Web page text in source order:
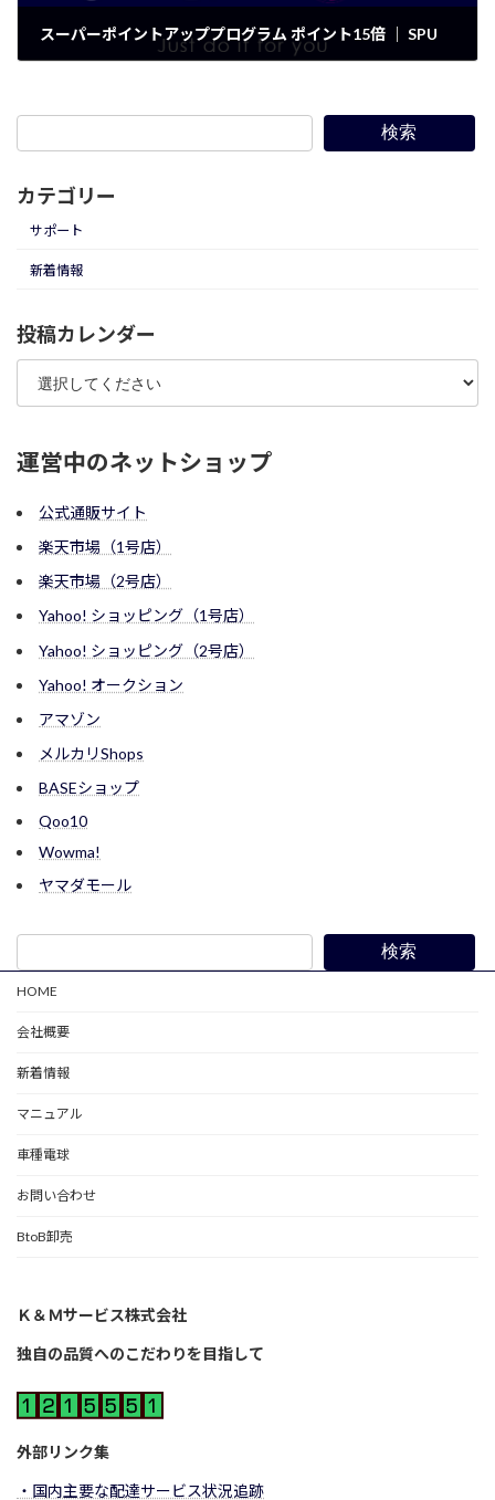
スーパーポイントアッププログラム ポイント15倍 ｜ SPU
検索
カテゴリー
サポート
新着情報
投稿カレンダー
運営中のネットショップ
公式通販サイト
楽天市場（1号店）
楽天市場（2号店）
Yahoo! ショッピング（1号店）
Yahoo! ショッピング（2号店）
Yahoo! オークション
アマゾン
メルカリShops
BASEショップ
Qoo10
Wowma!
ヤマダモール
検索
HOME
会社概要
新着情報
マニュアル
車種電球
お問い合わせ
BtoB卸売
Ｋ＆Ｍサービス株式会社
独自の品質へのこだわりを目指して
外部リンク集
・国内主要な配達サービス状況追跡